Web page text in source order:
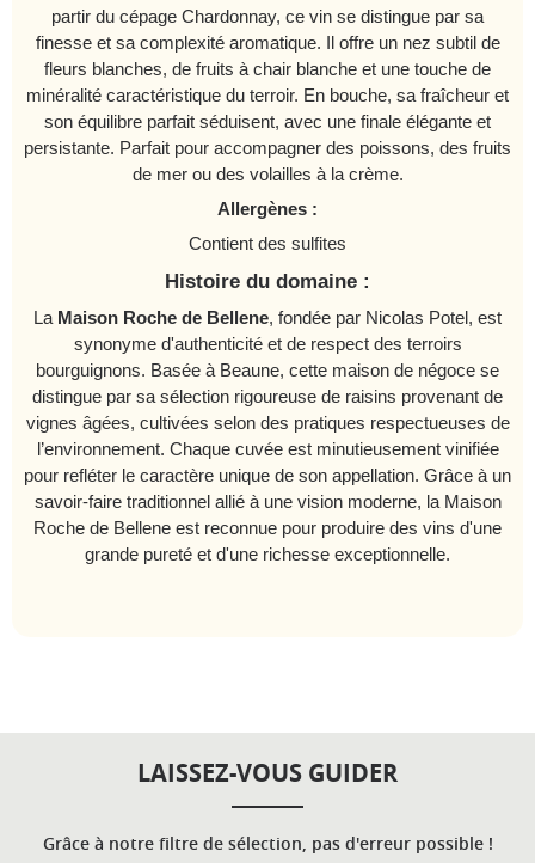
partir du cépage Chardonnay, ce vin se distingue par sa
finesse et sa complexité aromatique. Il offre un nez subtil de
fleurs blanches, de fruits à chair blanche et une touche de
minéralité caractéristique du terroir. En bouche, sa fraîcheur et
son équilibre parfait séduisent, avec une finale élégante et
persistante. Parfait pour accompagner des poissons, des fruits
de mer ou des volailles à la crème.
Allergènes :
Contient des sulfites
Histoire du domaine :
La Maison Roche de Bellene, fondée par Nicolas Potel, est
synonyme d'authenticité et de respect des terroirs
bourguignons. Basée à Beaune, cette maison de négoce se
distingue par sa sélection rigoureuse de raisins provenant de
vignes âgées, cultivées selon des pratiques respectueuses de
l’environnement. Chaque cuvée est minutieusement vinifiée
pour refléter le caractère unique de son appellation. Grâce à un
savoir-faire traditionnel allié à une vision moderne, la Maison
Roche de Bellene est reconnue pour produire des vins d'une
grande pureté et d'une richesse exceptionnelle.
LAISSEZ-VOUS GUIDER
Grâce à notre filtre de sélection, pas d'erreur possible !